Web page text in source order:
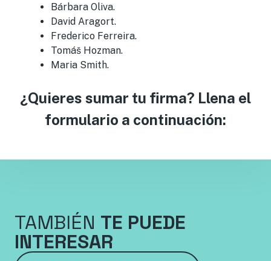
Bárbara Oliva.
David Aragort.
Frederico Ferreira.
Tomáš Hozman.
Maria Smith.
¿Quieres sumar tu firma? Llena el
formulario a continuación:
TAMBIÉN TE PUEDE
INTERESAR